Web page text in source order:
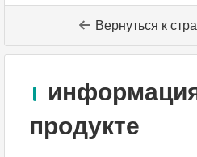
Вернуться к
продукте